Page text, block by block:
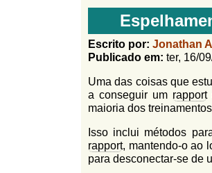
i
n
h
o
o
M
n
u
F
r
m
u
l
á
r
u
i
a
n
o
o
l
f
Escrito por: Jonathan
Publicado em: ter, 16/
Uma das coisas que
a conseguir um rapport
maioria dos
Isso inclui métodos
rapport, mantendo-o ao
para desconectar-se de